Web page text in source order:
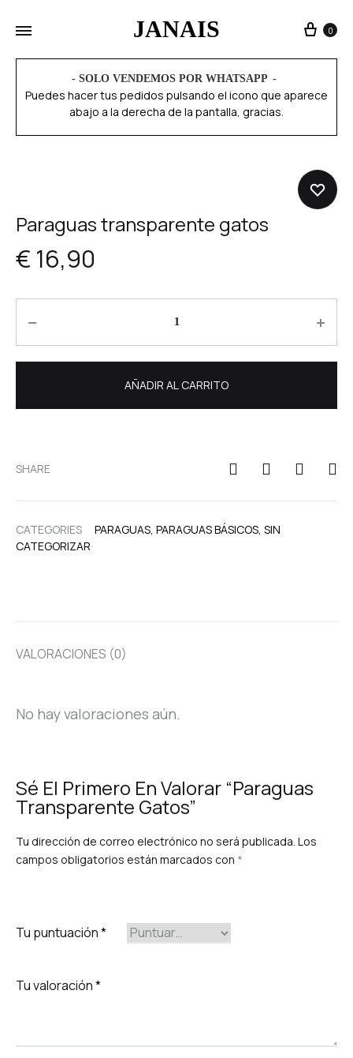
JANAIS 0
- SOLO VENDEMOS POR WHATSAPP
Puedes hacer tus pedidos pulsando el icono que aparece
abajo a la derecha de la pantalla, gracias.
Paraguas transparente gatos
€ 16,90
AÑADIR AL CARRITO
SHARE
CATEGORIES PARAGUAS, PARAGUAS BÁSICOS, SIN
CATEGORIZAR
VALORACIONES (0)
No hay valoraciones aún.
Sé El Primero En Valorar “Paraguas
Transparente Gatos”
Tu dirección de correo electrónico no será publicada. Los
campos obligatorios están marcados con *
Tu puntuación*
Tu valoración*